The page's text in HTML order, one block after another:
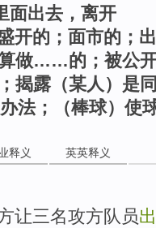
出去，离开
开的；面市的；
做……的；被公
揭露（某人）是
法；（棒球）使
释义 英英释义
让三名攻方队员